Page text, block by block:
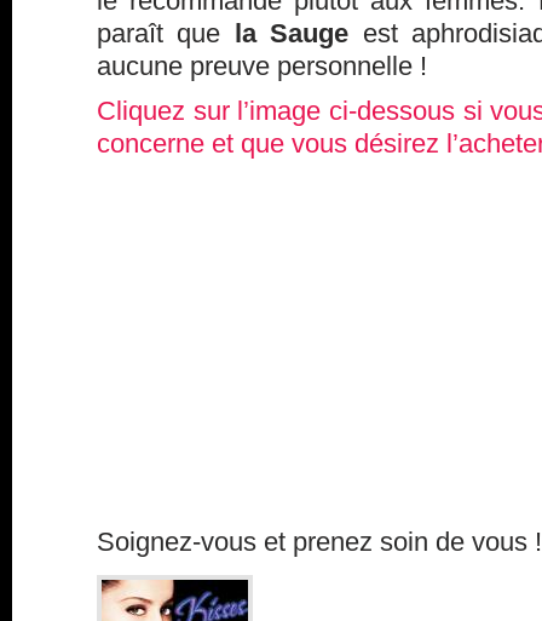
paraît que la Sauge est
aucune preuve personnelle !
Cliquez sur l’image ci-dessous si
concerne et que vous désirez
Soignez-vous et prenez soin de vous !